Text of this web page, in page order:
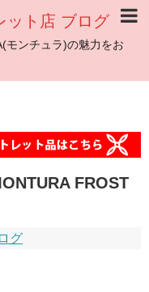
ット店 ブログ
モンチュラ)の魅力をお
FROST
グ